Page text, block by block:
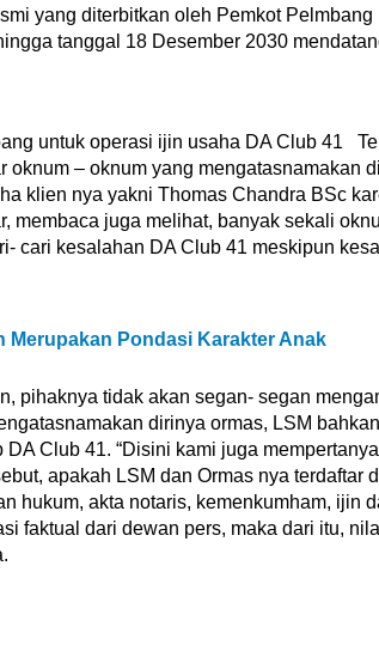
yang diterbitkan oleh Pemkot
tanggal 18 Desember 2030
untuk operasi ijin usaha DA Club 41
oknum – oknum yang mengatasnamakan
klien nya yakni Thomas Chandra BSc
membaca juga melihat, banyak sekali
cari kesalahan DA Club 41 meskipun
Merupakan Pondasi Karakter Anak
pihaknya tidak akan segan- segan
dirinya ormas, LSM
DA Club 41. “Disini kami juga
apakah LSM dan Ormas nya terdaftar
hukum, akta notaris, kemenkumham, ijin
faktual dari dewan pers, maka dari itu,